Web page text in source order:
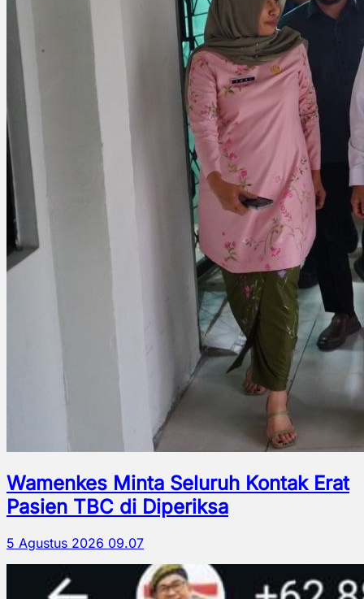
Wamenkes Minta Seluruh Kontak Erat
Pasien TBC di Diperiksa
5 Agustus 2026 09.07